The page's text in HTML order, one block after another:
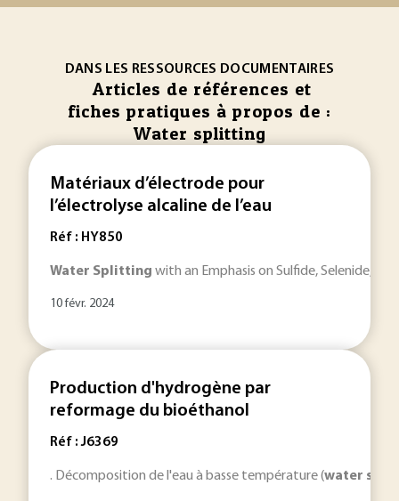
DANS LES RESSOURCES DOCUMENTAIRES
Articles de références et
fiches pratiques à propos de :
Water splitting
Matériaux d’électrode pour
l’électrolyse alcaline de l’eau
Réf : HY850
Water Splitting with an Emphasis on Sulfide, Selenide,
10 févr. 2024
Production d'hydrogène par
reformage du bioéthanol
Réf : J6369
. Décomposition de l'eau à basse température (water